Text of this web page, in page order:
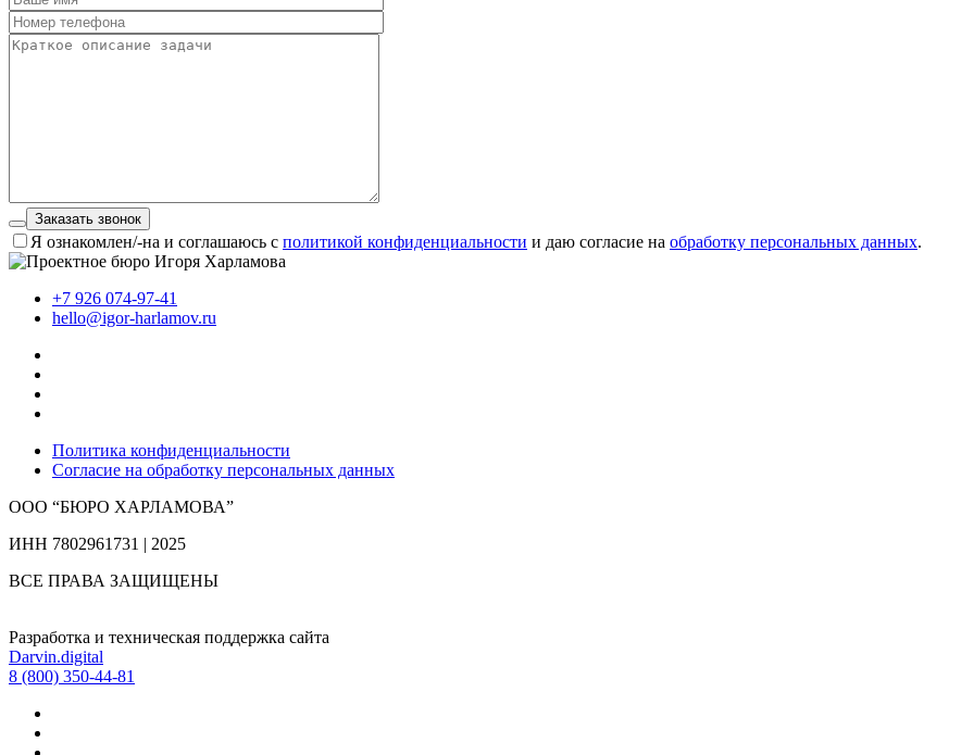
Заказать звонок
Я ознакомлен/-на и соглашаюсь с политикой конфиденциальности и даю согласие на обработку персональных данных.
+7 926 074-97-41
hello@igor-harlamov.ru
Политика конфиденциальности
Согласие на обработку персональных данных
ООО “БЮРО ХАРЛАМОВА”
ИНН 7802961731 | 2025
ВСЕ ПРАВА ЗАЩИЩЕНЫ
Разработка и техническая поддержка сайта
Darvin.digital
8 (800) 350-44-81